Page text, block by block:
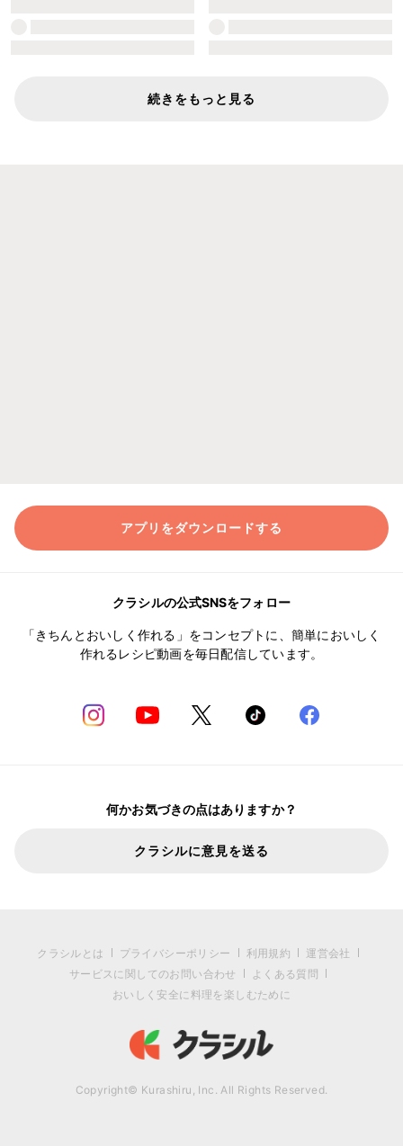
続きをもっと見る
アプリをダウンロードする
クラシルの公式SNSをフォロー
「きちんとおいしく作れる」をコンセプトに、簡単においしく
作れるレシピ動画を毎日配信しています。
何かお気づきの点はありますか？
クラシルに意見を送る
クラシルとは プライバシーポリシー 利用規約
運営会社
サービスに関してのお問い合わせ
よくある質問
おいしく安全に料理を楽しむために
Copyright© Kurashiru, Inc. All Rights Reserved.